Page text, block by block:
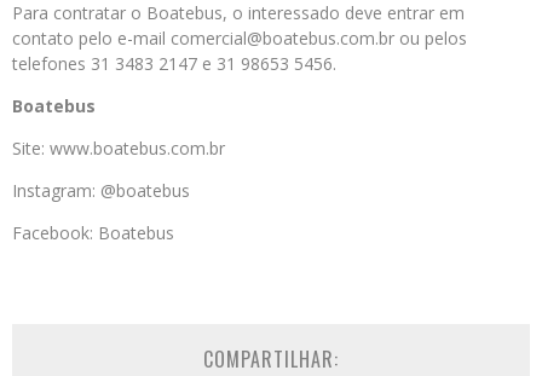
Para contratar o Boatebus, o interessado deve entrar em
contato pelo e-mail comercial@boatebus.com.br ou pelos
telefones 31 3483 2147 e 31 98653 5456.
Boatebus
Site: www.boatebus.com.br
Instagram: @boatebus
Facebook: Boatebus
COMPARTILHAR: